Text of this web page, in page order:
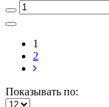
1
2
Показывать по: